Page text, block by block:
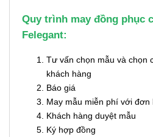
Quy trình may đồng phục
Felegant:
Tư vấn chọn mẫu và chọn
khách hàng
Báo giá
May mẫu miễn phí với
Khách hàng duyệt mẫu
Ký hợp đồng